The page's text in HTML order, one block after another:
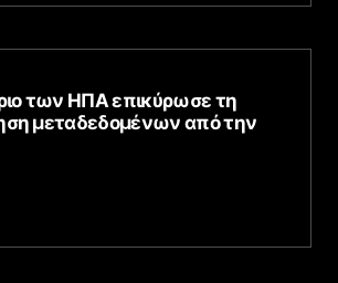
των ΗΠΑ επικύρωσε τη
μεταδεδομένων από την